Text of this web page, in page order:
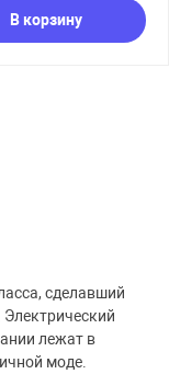
В корзину
сделавший
лежат в
моде.